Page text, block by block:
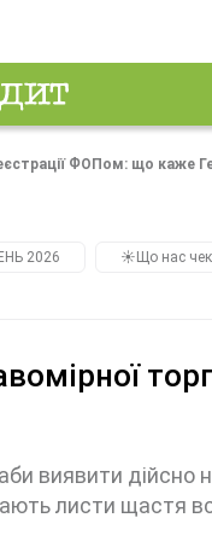
ФОПом: що каже
2026 ☀️Що нас
виявити дійсно
листи щастя